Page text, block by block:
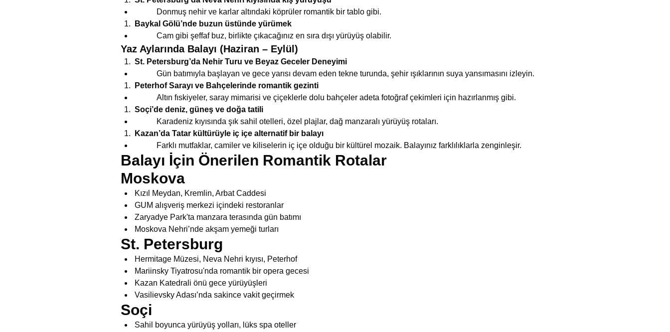
Donmuş nehir ve karlar altındaki köprüler romantik bir tablo gibi.
Baykal Gölü’nde buzun üstünde yürümek
Cam gibi şeffaf buz, birlikte çıkacağınız en sıra dışı yürüyüş olabilir.
Yaz Aylarında Balayı (Haziran – Eylül)
St. Petersburg’da Nehir Turu ve Beyaz Geceler Deneyimi
Gün batımıyla başlayan ve gece yarısı devam eden tekne turunda, şehir ışıklarının suya yansımasını izleyin.
Peterhof Sarayı ve Bahçelerinde romantik gezinti
Altın fıskiyeler, saray mimarisi ve çiçeklerle dolu bahçeler adeta fotoğraf çekimleri için hazırlanmış gibi.
Soçi’de deniz, güneş ve doğa tatili
Karadeniz kıyısında şık sahil otelleri, özel plajlar, dağ manzaralı yürüyüş rotaları.
Kazan’da Tatar kültürüyle iç içe alternatif bir balayı
Farklı mutfaklar, camiler ve kiliselerin iç içe olduğu bir kültürel mozaik. Balayınız farklılıklarla zenginleşir.
Balayı İçin Önerilen Romantik Rotalar
Moskova
Kızıl Meydan, Kremlin, Arbat Caddesi
GUM alışveriş merkezi içindeki restoranlar
Zaryadye Park'ta manzara terasında gün batımı
Moskova Nehri’nde akşam yemeği turları
St. Petersburg
Hermitage Müzesi, Neva Nehri kıyısı, Peterhof
Mariinsky Tiyatrosu'nda romantik bir opera gecesi
Kazan Katedrali önü gece yürüyüşleri
Vasilievsky Adası’nda sakince vakit geçirmek
Soçi
Sahil boyunca yürüyüş yolları, lüks spa oteller